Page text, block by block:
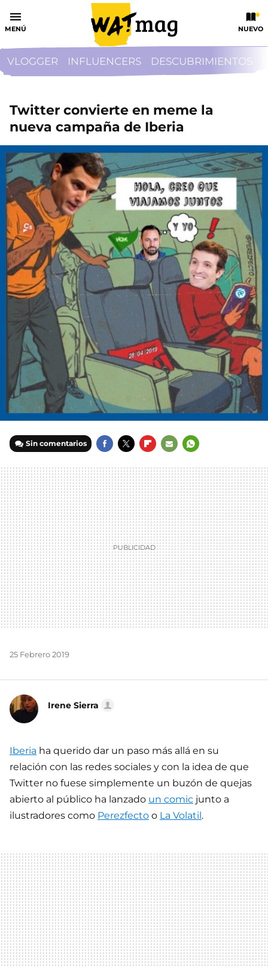
MENÚ NUEVO
VLOGGER INFLUENCERS DESCUBRIMIENTOS
Twitter convierte en meme la
nueva campaña de Iberia
Sin comentarios
MAIL
25 Febrero 2019
Irene Sierra
Iberia ha querido dar un paso más allá en su
relación con las redes sociales y con la idea de que
Twitter no fuese simplemente un buzón de quejas
abierto al público ha lanzado un comic junto a
ilustradores como Perezfecto o La Volatil.